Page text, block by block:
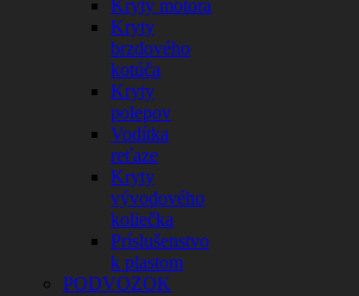
Kryty motora
Kryty
brzdového
kotúča
Kryty
polepov
Vodítka
reťaze
Kryty
vývodového
koliečka
Príslušenstvo
k plastom
PODVOZOK